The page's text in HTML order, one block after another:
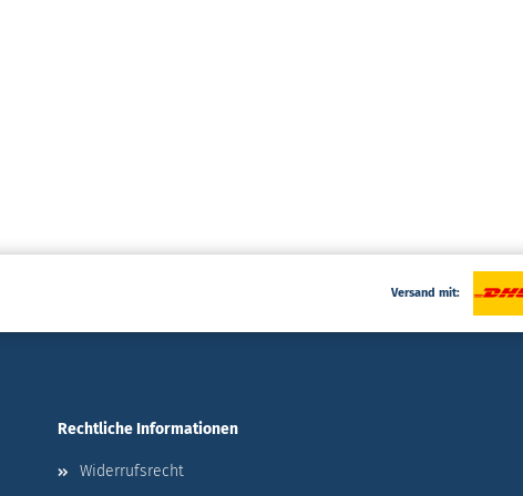
Versand mit:
Rechtliche Informationen
Widerrufsrecht